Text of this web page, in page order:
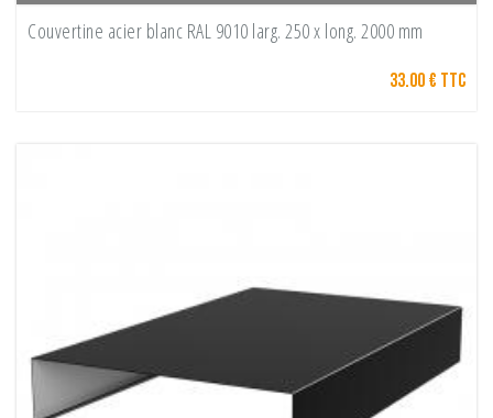
Couvertine acier blanc RAL 9010 larg. 250 x long. 2000 mm
33.00 € TTC